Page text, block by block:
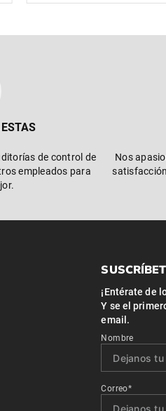
de control de
empleados para
Nos
¡Entérate de
Y se el
email.
Nombre
Correo*